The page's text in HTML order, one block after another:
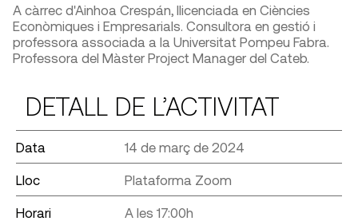
A càrrec d'Ainhoa Crespán, llicenciada en Ciències
Econòmiques i Empresarials. Consultora en gestió i
professora associada a la Universitat Pompeu Fabra.
Professora del Màster Project Manager del Cateb.
DETALL DE L’ACTIVITAT
Data 14 de març de 2024
Lloc Plataforma Zoom
Horari A les 17:00h